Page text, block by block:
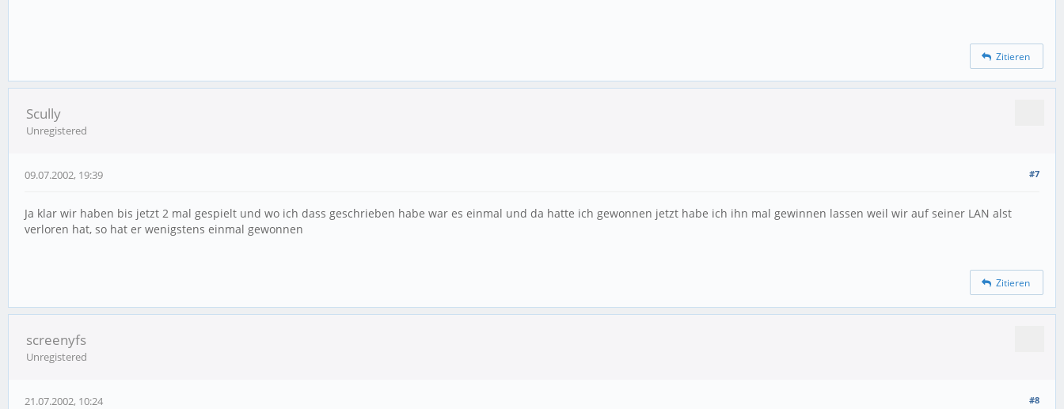
Zitieren
Scully
Unregistered
#7
09.07.2002, 19:39
Ja klar wir haben bis jetzt 2 mal gespielt und wo ich dass geschrieben habe war es einmal und da hatte ich gewonnen jetzt habe ich ihn mal gewinnen lassen weil wir auf seiner LAN alst
verloren hat, so hat er wenigstens einmal gewonnen
Zitieren
screenyfs
Unregistered
#8
21.07.2002, 10:24